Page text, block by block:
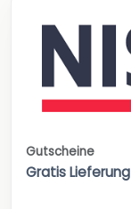
Gutscheine
Gratis Lieferung